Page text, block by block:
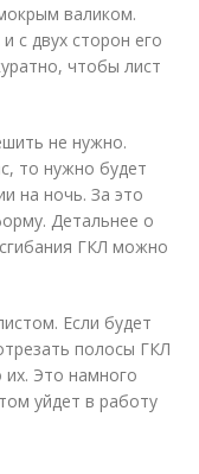
валиком.
с двух сторон его
чтобы лист
не нужно.
то нужно будет
на ночь. За это
Детальнее о
ГКЛ можно
Если будет
полосы ГКЛ
их. Это намного
уйдет в работу